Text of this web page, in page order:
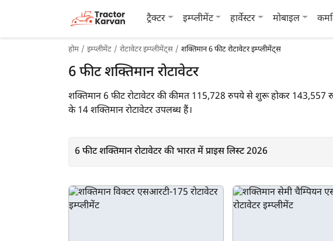
ट्रैक्टर इम्प्लीमेंट हार्वेस्टर मोबाइल
होम इम्प्लीमेंट रोटावेटर इम्प्लीमेंट्स शक्तिमान 6 फीट रोटावेटर इम्प्लीमेंट्स
6 फीट शक्तिमान रोटावेटर
शक्तिमान 6 फीट रोटावेटर की कीमत 115,728 रुपये से शुरू होकर 143,557
के 14 शक्तिमान रोटावेटर उपलब्ध हैं।
6 फीट शक्तिमान रोटावेटर की भारत में प्राइस लिस्ट 2026